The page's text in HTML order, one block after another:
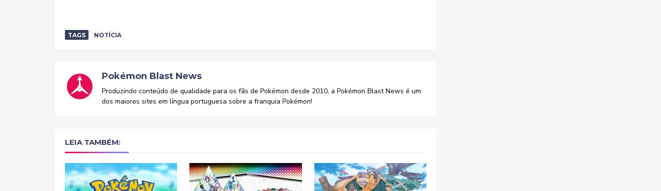
TAGS NOTÍCIA
Pokémon Blast News
Produzindo conteúdo de qualidade para os fãs de Pokémon desde 2010, a Pokémon Blast News é um
dos maiores sites em língua portuguesa sobre a franquia Pokémon!
LEIA TAMBÉM: